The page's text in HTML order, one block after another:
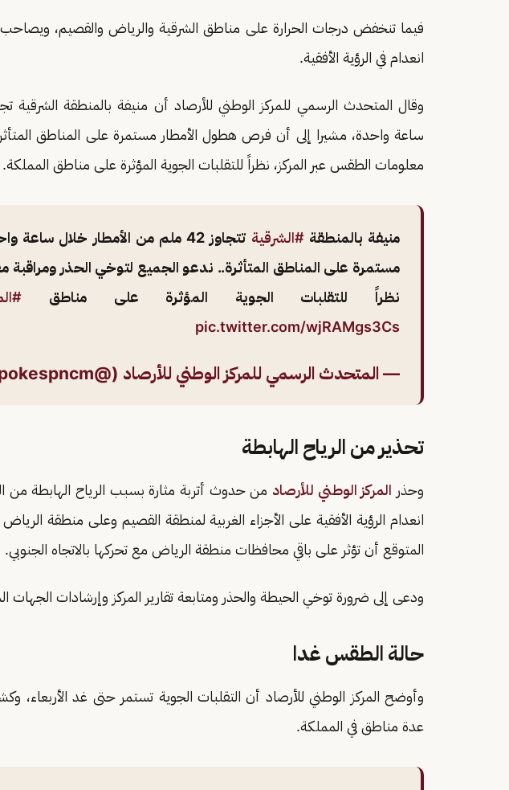
فيما تنخفض درجات الحرارة على مناطق الشرقية والرياض والقصيم،
انعدام في الرؤية الأفقية.
ساعة واحدة، مشيرا إلى أن فرص هطول الأمطار مستمرة على المناطق
معلومات الطقس عبر المركز، نظراً للتقلبات الجوية المؤثرة على مناطق المملكة.
منيفة بالمنطقة#الشرقية
تتجاوز 42 ملم من الأمطار خلال
مستمرة على المناطق المتأثرة.. ندعو الجميع لتوخي الحذر ومراقبة
نظراً للتقلبات الجوية المؤثرة على مناطق
pic.twitter.com/wjRAMgs3Cs
— المتحدث الرسمي للمركز الوطني للأرصاد (@spokespncm)
تحذير من الرياح الهابطة
وحذر المركز الوطني للأرصاد من حدوث أتربة مثارة بسبب الرياح الهابطة من
انعدام الرؤية الأفقية على الأجزاء الغربية لمنطقة القصيم وعلى منطقة
المتوقع أن تؤثر على باقي محافظات منطقة الرياض مع تحركها بالاتجاه الجنوبي.
ودعى إلى ضرورة توخي الحيطة والحذر ومتابعة تقارير المركز وإرشادات الجهات
حالة الطقس غدا
وأوضح المركز الوطني للأرصاد أن التقلبات الجوية تستمر حتى غد الأربعاء،
عدة مناطق في المملكة.